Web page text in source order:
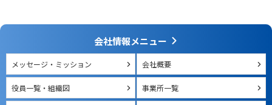
会社情報メニュー
メッセージ・ミッション 会社概要
役員一覧・組織図 事業所一覧